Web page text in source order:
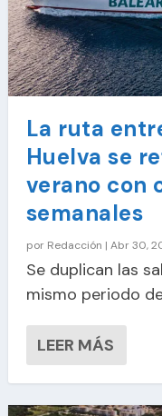
La ruta
Huelva se
verano con
semanales
por Redacción | Abr 30,
Se duplican las
mismo periodo
LEER MÁS